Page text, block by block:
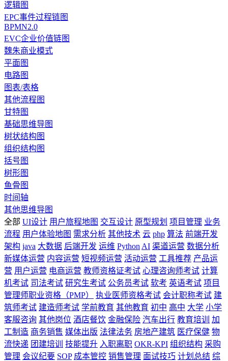
逻辑图
EPC事件过程链图
BPMN2.0
EVC企业价值链图
魏朱商业模式
平面图
电路图
图表/表格
其他流程图
甘特图
基础思维导图
树状结构图
组织结构图
括号图
树形图
鱼骨图
时间轴
其他思维导图
全部 UI设计 用户旅程地图 交互设计 原型规划 项目管理 业务
流程 用户体验地图 需求分析 其他技术 云 php 算法 前端开发
架构 java 大数据 后端开发 运维 Python AI 渠道运营 数据分析
新媒体运营 内容运营 短视频运营 活动运营 工具推荐 产品运
营 用户运营 电商运营 教师资格证考试 心理咨询师考试 计算
机考试 司法考试 研究生考试 公务员考试 软考 英语考试 项目
管理师职业资格（PMP）
执业医师资格考试 会计职称考试 建
筑师考试 建造师考试 学前教育 其他教育 初中 高中 大学 小学
客服咨询 其他岗位 酒店餐饮 金融保险 汽车出行 教育培训
加
工制造 商务销售 媒体出版 法律法务 房地产建筑 医疗保健 物
流快递 团建培训 技能提升 入职离职 OKR-KPI 组织结构 采购
管理 会议纪要 SOP 成本管控 销售管理 面试技巧 计划总结 综